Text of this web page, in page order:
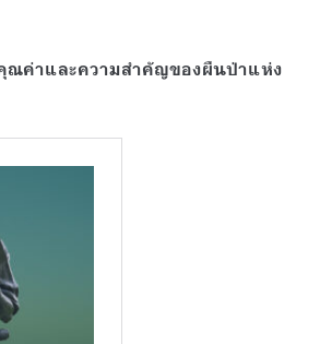
ณค่าและความสำคัญของผืนป่าแห่ง